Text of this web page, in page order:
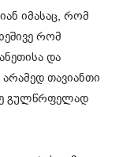
იმასაც, რომ
რომ
და
თავიანთი
გულწრფელად